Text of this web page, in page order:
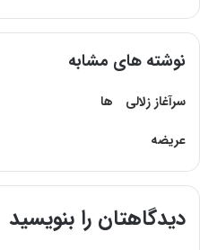
نوشته های مشابه
سرآغاز زلالى ها
عریضه
دیدگاهتان را بنویسید